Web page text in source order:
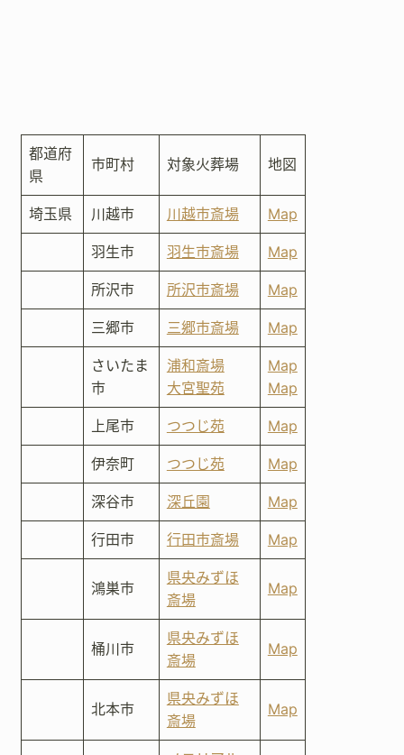
都道府
県
市町村 対象火葬場 地図
埼玉県 川越市 川越市斎場 Map
羽生市 羽生市斎場 Map
所沢市 所沢市斎場 Map
三郷市 三郷市斎場 Map
さいたま
市
浦和斎場
大宮聖苑
Map
Map
上尾市 つつじ苑 Map
伊奈町 つつじ苑 Map
深谷市 深丘園 Map
行田市 行田市斎場 Map
鴻巣市
県央みずほ
斎場
Map
桶川市
県央みずほ
斎場
Map
北本市
県央みずほ
斎場
Map